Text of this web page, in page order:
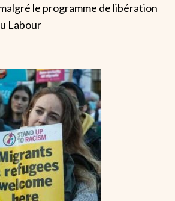
le programme de libération
Labour